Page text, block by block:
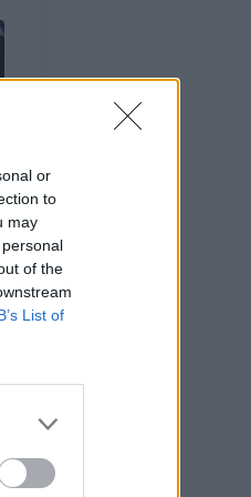
or
to
may
of the
List of